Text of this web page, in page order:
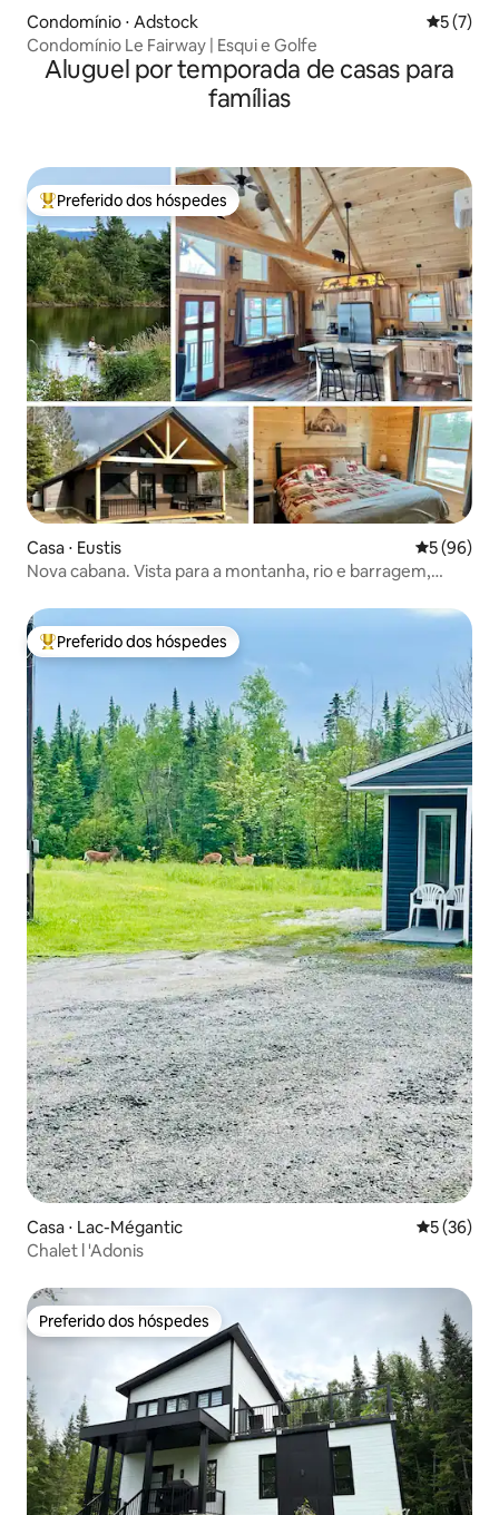
Condomínio ⋅ Adstock 5 de
5 (7)
Condomínio Le Fairway | Esqui e Golfe
Aluguel por temporada de casas para
famílias
Entre os melhores preferidos dos hóspedes
Preferido dos hóspedes
Casa ⋅ Eustis 5 de uma
5 (96)
Nova cabana. Vista para a montanha, rio e barragem,
Entre os melhores preferidos dos hóspedes
Preferido dos hóspedes
Casa ⋅ Lac-Mégantic 5 de uma
5 (36)
Chalet l 'Adonis
Preferido dos hóspedes
Preferido dos hóspedes